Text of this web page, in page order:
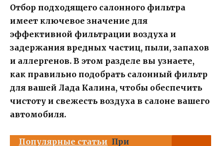
Отбор подходящего салонного фильтра
имеет ключевое значение для
эффективной фильтрации воздуха и
задержания вредных частиц, пыли, запахов
и аллергенов. В этом разделе вы узнаете,
как правильно подобрать салонный фильтр
для вашей Лада Калина, чтобы обеспечить
чистоту и свежесть воздуха в салоне вашего
автомобиля.
Популярные статьи При